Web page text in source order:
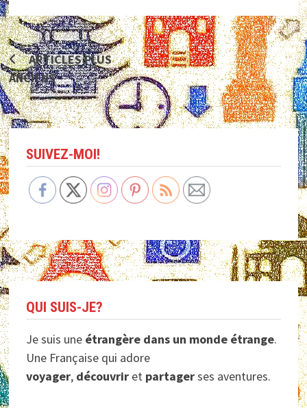
Navigation
des
articles
ARTICLES PLUS
ANCIENS
SUIVEZ-MOI!
QUI SUIS-JE?
Je suis une étrangère dans un monde étrange.
Une Française qui adore
voyager, découvrir et partagerses aventures.